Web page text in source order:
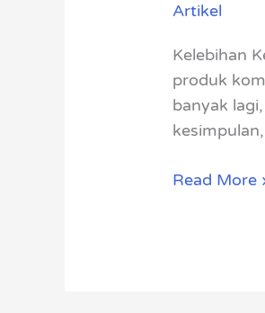
Artikel
Kelebihan
produk
banyak
Kardus
Untuk
Produk
Kita
Read More